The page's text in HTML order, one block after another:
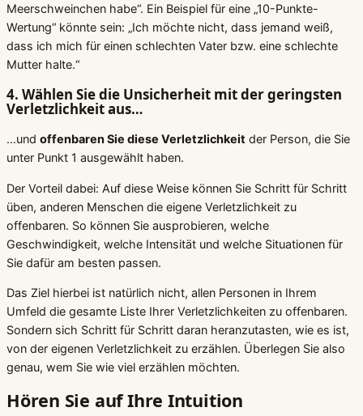
Meerschweinchen habe“. Ein Beispiel für eine „10-Punkte-
Wertung“ könnte sein: „Ich möchte nicht, dass jemand weiß,
dass ich mich für einen schlechten Vater bzw. eine schlechte
Mutter halte.“
4. Wählen Sie die Unsicherheit mit der geringsten
Verletzlichkeitaus…
…und offenbaren Sie diese Verletzlichkeit der Person, die Sie
unter Punkt 1 ausgewählt haben.
Der Vorteil dabei: Auf diese Weise können Sie Schritt für Schritt
üben, anderen Menschen die eigene Verletzlichkeit zu
offenbaren. So können Sie ausprobieren, welche
Geschwindigkeit, welche Intensität und welche Situationen für
Sie dafür am besten passen.
Das Ziel hierbei ist natürlich nicht, allen Personen in Ihrem
Umfeld die gesamte Liste Ihrer Verletzlichkeiten zu offenbaren.
Sondern sich Schritt für Schritt daran heranzutasten, wie es ist,
von der eigenen Verletzlichkeit zu erzählen. Überlegen Sie also
genau, wem Sie wie viel erzählen möchten.
Hören Sie auf Ihre Intuition